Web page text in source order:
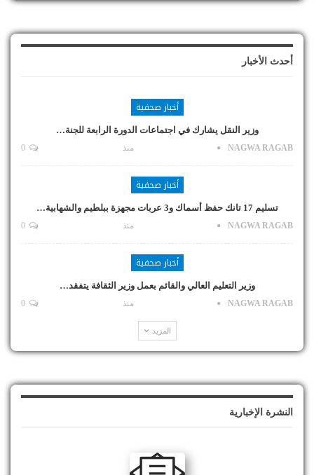
أحدث الأخبار
أخبار صحفية
وزير النقل يشارك في اجتماعات الدورة الرابعة للجنة…
NAGWA RAGAB منذ
أخبار صحفية
تسليم 17 تانك حفظ أسماك و3 عربات مجهزة ببلطيم والشهابية…
NAGWA RAGAB منذ
أخبار صحفية
وزير التعليم العالي والقائم بعمل وزير الثقافة يتفقد…
NAGWA RAGAB منذ
المزيد
النشرة الإخبارية